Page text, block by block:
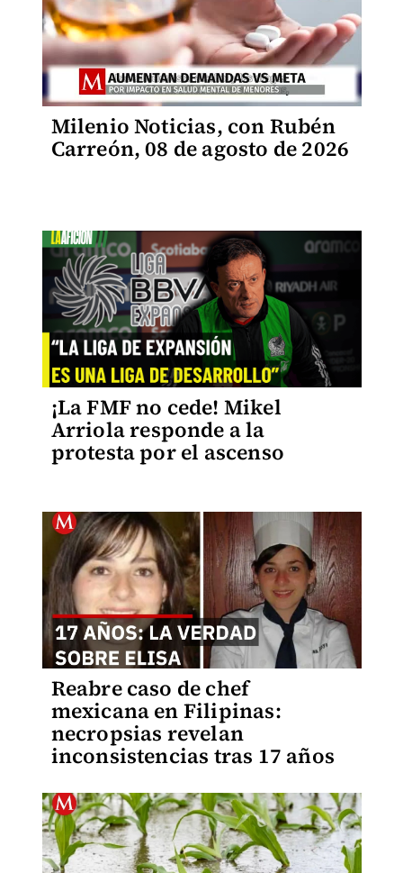
Milenio Noticias, con Rubén
Carreón, 08 de agosto de 2026
¡La FMF no cede! Mikel
Arriola responde a la
protesta por el ascenso
Reabre caso de chef
mexicana en Filipinas:
necropsias revelan
inconsistencias tras 17 años